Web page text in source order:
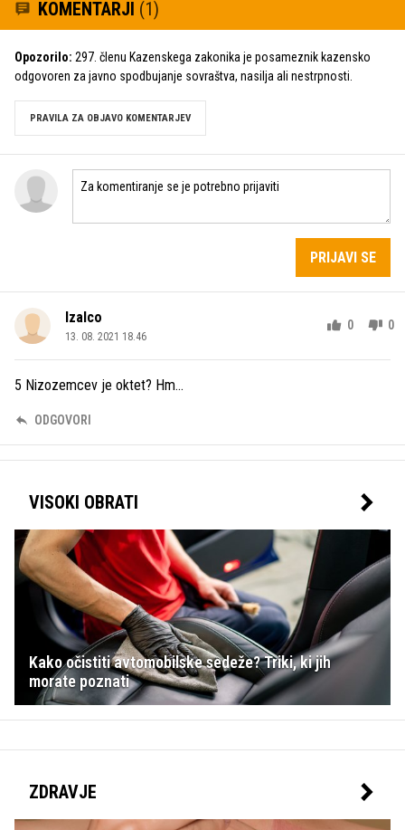
KOMENTARJI (1)
Opozorilo: 297. členu Kazenskega zakonika je posameznik kazensko
odgovoren za javno spodbujanje sovraštva, nasilja ali nestrpnosti.
PRAVILA ZA OBJAVO KOMENTARJEV
PRIJAVI SE
Izalco
13. 08. 2021 18.46
0 0
5 Nizozemcev je oktet? Hm...
ODGOVORI
VISOKI OBRATI
Kako očistiti avtomobilske sedeže? Triki, ki jih
morate poznati
ZDRAVJE